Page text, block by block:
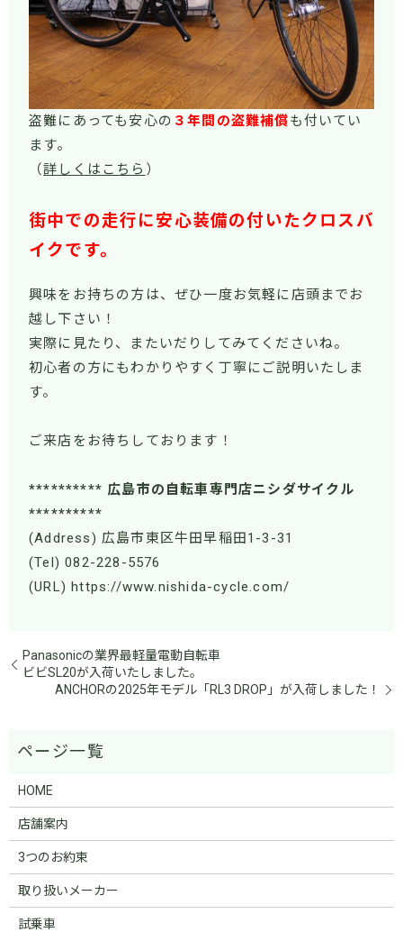
盗難にあっても安心の ３年間の盗難補償も付いてい
ます。
（詳しくはこちら ）
街中での走行に安心装備の付いたクロスバ
イクです。
興味をお持ちの方は、ぜひ一度お気軽に店頭までお
越し下さい！
実際に見たり、またいだりしてみてくださいね。
初心者の方にもわかりやすく丁寧にご説明いたしま
す。
ご来店をお待ちしております！
********** 広島市の自転車専門店ニシダサイクル
**********
(Address) 広島市東区牛田早稲田1-3-31
(Tel) 082-228-5576
(URL) https://www.nishida-cycle.com/
Panasonicの業界最軽量電動自転車
ビビSL20が入荷いたしました。
ANCHORの2025年モデル「RL3 DROP」が入荷しました！
HOME
店舗案内
3つのお約束
取り扱いメーカー
試乗車